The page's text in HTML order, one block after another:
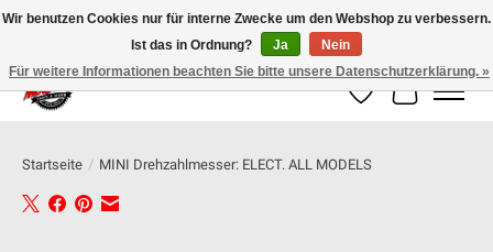
100% schweizer Onlineshop für Dein Motorrad
Wunschzettel
Ihr
Startseite / MINI Drehzahlmesser: ELECT. ALL MODELS
Wir benutzen Cookies nur für interne Zwecke um den Webshop zu verbessern.
Ist das in Ordnung?
Ja
Nein
Für weitere Informationen beachten Sie bitte unsere Datenschutzerklärung. »